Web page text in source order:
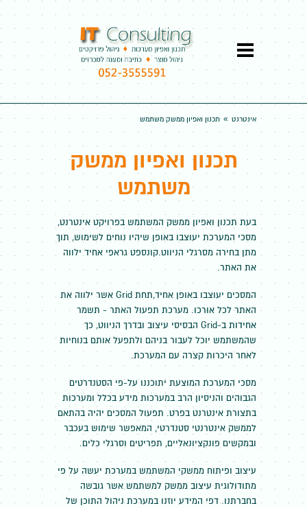
אינטרנט » תכנון ואפיון ממשק משתמש
תכנון ואפיון ממשק
משתמש
בעת תכנון ואפיון ממשק המשתמש בפרויקט אינטרנט,
מסכי המערכת יעוצבו באופן שיהיו נוחים לשימוש, תוך
מתן בחירה מסרגלי הניווט.קונספט גראפי אחיד ילווה
את האתר.
המסכים יעוצבו באופן אחיד,תחת Grid אשר ילווה את
האתר לכל אורכו. מערכת תפעול האתר - תשמר
אחידות ב-Grid הבסיסי עיצוב ובדרך הניווט, כך
שהמשתמש יוכל לעבור בניהם ולתפעל אותם בנוחיות
לאחר היכרות קצרה עם המערכת.
מסכי המערכת המוצעת יתוכננו על-פי הסטנדרטים
הגבוהים והניסיון הרב במערכות מידע בכלל ומערכות
בתצורת אינטרנט בפרט. תפעול המסכים יהיה בהתאם
לממשק אינטרנטי סטנדרטי, המאפשר שימוש בעכבר
ובמקשים פונקציונאליים, תפריטים וסרגלי כלים.
עיצוב ופיתוח ממשקי המשתמש במערכת יעשה על פי
מתודולוגית עיצוב ממשק למשתמש אשר גובשה
בחברתנו. דפי המידע יוזנו במערכת ניהול התוכן של